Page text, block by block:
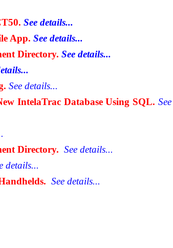
See details...
App. See details...
Directory. See details...
See details...
IntelaTrac Database Using SQL. See
Directory. See details...
details...
See details...